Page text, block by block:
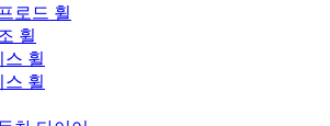
로드 휠
휠
스 휠
스 휠